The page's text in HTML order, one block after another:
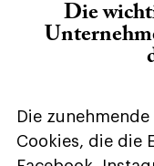
Die
Die
Cookies, die die